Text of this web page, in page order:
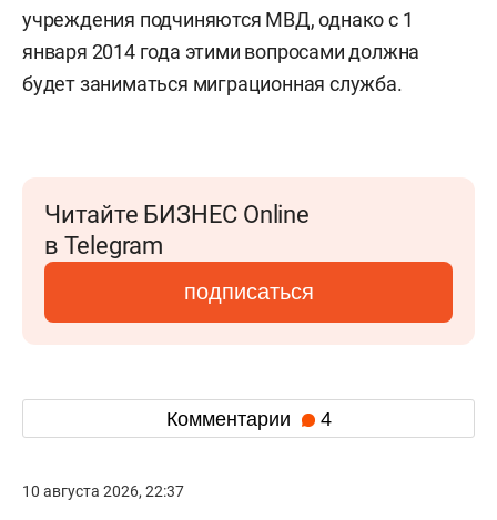
учреждения подчиняются МВД, однако с 1
января 2014 года этими вопросами должна
будет заниматься миграционная служба.
Читайте БИЗНЕС Online
в Telegram
подписаться
Комментарии 4
10 августа 2026, 22:37